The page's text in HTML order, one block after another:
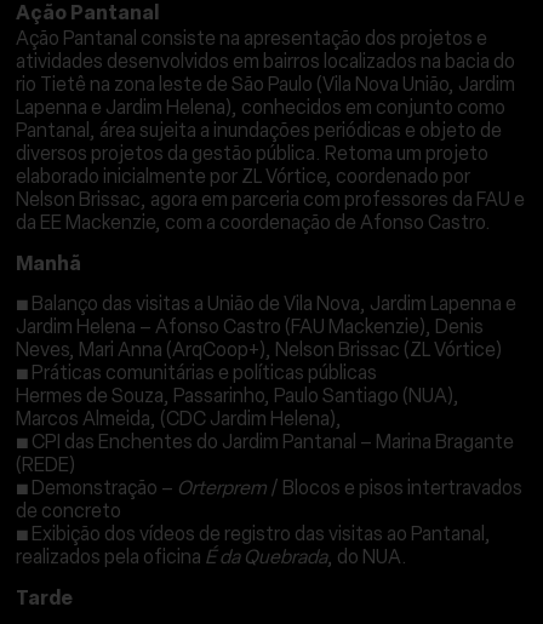
Ação Pantanal
Ação Pantanal consiste na apresentação dos projetos e
atividades desenvolvidos em bairros localizados na bacia do
rio Tietê na zona leste de São Paulo (Vila Nova União, Jardim
Lapenna e Jardim Helena), conhecidos em conjunto como
Pantanal, área sujeita a inundações periódicas e objeto de
diversos projetos da gestão pública. Retoma um projeto
elaborado inicialmente por ZL Vórtice, coordenado por
Nelson Brissac, agora em parceria com professores da FAU e
da EE Mackenzie, com a coordenação de Afonso Castro.
Manhã
▪ Balanço das visitas a União de Vila Nova, Jardim Lapenna e
Jardim Helena – Afonso Castro (FAU Mackenzie), Denis
Neves, Mari Anna (ArqCoop+), Nelson Brissac (ZL Vórtice)
▪ Práticas comunitárias e políticas públicas
Hermes de Souza, Passarinho, Paulo Santiago (NUA),
Marcos Almeida, (CDC Jardim Helena),
▪ CPI das Enchentes do Jardim Pantanal – Marina Bragante
(REDE)
▪ Demonstração – Orterprem / Blocos e pisos intertravados
de concreto
▪ Exibição dos vídeos de registro das visitas ao Pantanal,
realizados pela oficina É da Quebrada, do NUA.
Tarde